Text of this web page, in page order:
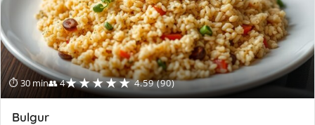
⏱ 30 min👥 4★★★★★ 4.59 (90)
Bulgur